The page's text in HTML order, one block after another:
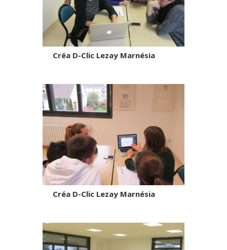
Créa D-Clic Lezay Marnésia
Créa D-Clic Lezay Marnésia